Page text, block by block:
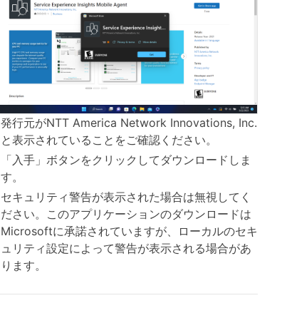
発行元がNTT America Network Innovations, Inc.
と表示されていることをご確認ください。
「入手」ボタンをクリックしてダウンロードしま
す。
セキュリティ警告が表示された場合は無視してく
ださい。このアプリケーションのダウンロードは
Microsoftに承諾されていますが、ローカルのセキ
ュリティ設定によって警告が表示される場合があ
ります。